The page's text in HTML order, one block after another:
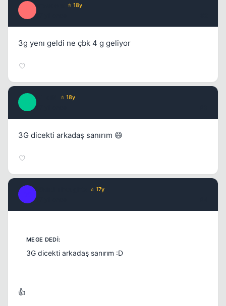
⭐ 18y
3g yenı geldi ne çbk 4 g geliyor
⭐ 18y
3G dicekti arkadaş sanırım 😄
⭐ 17y
3G dicekti arkadaş sanırım :D
👍